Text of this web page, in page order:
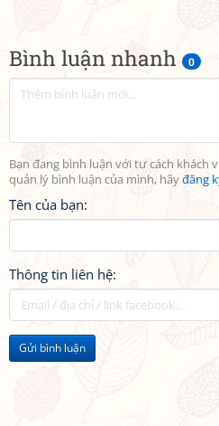
Bình luận nhanh 0
Bạn đang bình luận với tư cách khách
quản lý bình luận của mình, hãyđăng
Tên của bạn:
Thông tin liên hệ:
Gửi bình luận